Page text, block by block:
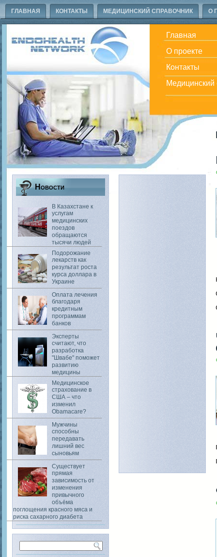
ГЛАВНАЯ КОНТАКТЫ МЕДИЦИНСКИЙ СПРАВОЧНИК О
Главная
О проекте
Контакты
Медицинский
Новости
В Казахстане к
услугам
медицинских
поездов
обращаются
тысячи людей
Подорожание
лекарств как
результат роста
курса доллара в
Украине
Оплата лечения
благодаря
кредитным
программам
банков
Эксперты
считают, что
разработка
"Швабе" поможет
развитию
медицины
Медицинское
страхование в
США – что
изменил
Obamacare?
Мужчины
способны
передавать
лишний вес
сыновьям
Существует
прямая
зависимость от
изменения
привычного
объёма
поглощения красного мяса и
риска сахарного диабета